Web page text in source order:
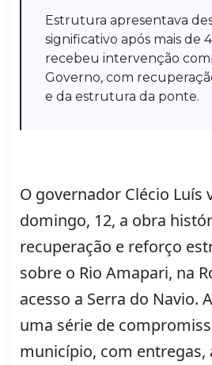
Estrutura apresentava
significativo após mais de
recebeu intervenção
Governo, com
e da estrutura da ponte.
O governador Clécio Luís
domingo, 12, a obra
recuperação e reforço
sobre o Rio Amapari, na
acesso a Serra do Navio.
uma série de
município, com entregas,